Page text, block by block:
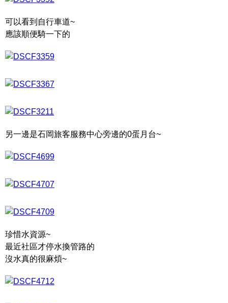
可以看到自行車道~
應該順便騎一下的
另一邊是石岡旅客服務中心旁邊的0蛋月台~
珍惜水資源~
最近社區才停水換管路的
沒水真的很麻煩~